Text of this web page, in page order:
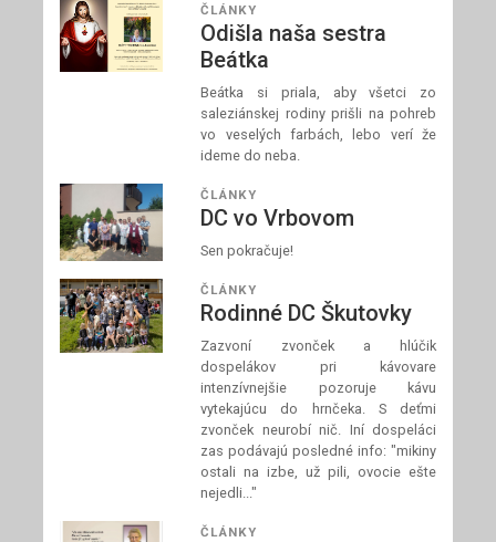
ČLÁNKY
Odišla naša sestra
Beátka
Beátka si priala, aby všetci zo
saleziánskej rodiny prišli na pohreb
vo veselých farbách, lebo verí že
ideme do neba.
ČLÁNKY
DC vo Vrbovom
Sen pokračuje!
ČLÁNKY
Rodinné DC Škutovky
Zazvoní zvonček a hlúčik
dospelákov pri kávovare
intenzívnejšie pozoruje kávu
vytekajúcu do hrnčeka. S deťmi
zvonček neurobí nič. Iní dospeláci
zas podávajú posledné info: "mikiny
ostali na izbe, už pili, ovocie ešte
nejedli..."
ČLÁNKY